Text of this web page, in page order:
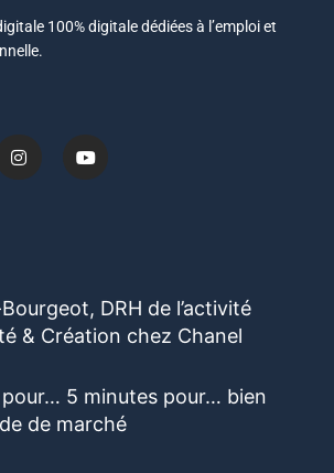
100% digitale dédiées à l’emploi et
DRH de l’activité
& Création chez Chanel
pour… 5 minutes pour… bien
de marché